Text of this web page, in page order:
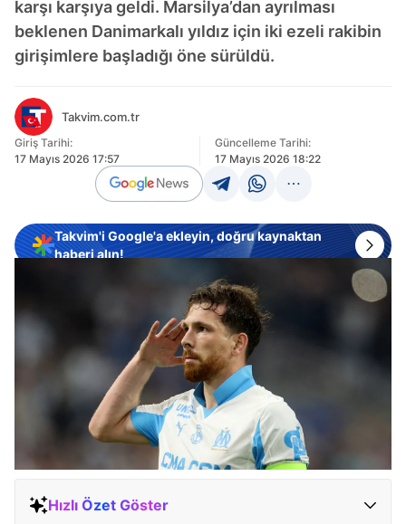
karşı karşıya geldi. Marsilya’dan ayrılması
beklenen Danimarkalı yıldız için iki ezeli rakibin
girişimlere başladığı öne sürüldü.
Takvim.com.tr
Giriş Tarihi:
17 Mayıs 2026 17:57
Güncelleme Tarihi:
17 Mayıs 2026 18:22
Takvim'i Google'a ekleyin, doğru kaynaktan
haberi alın!
Hızlı Özet Göster